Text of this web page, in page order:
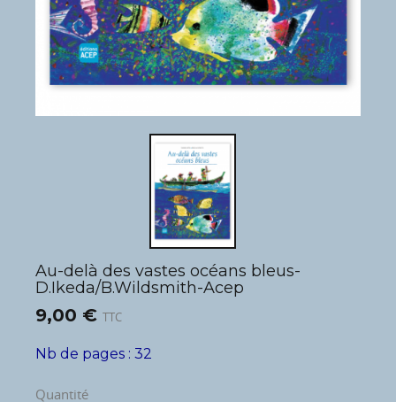
Au-delà des vastes océans bleus-
D.Ikeda/B.Wildsmith-Acep
9,00 € TTC
Nb de pages : 32
Quantité